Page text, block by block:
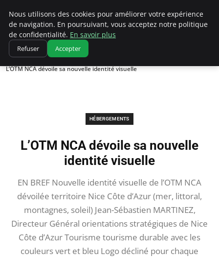
Correze Co
Accueil
Hébergements
L’OTM NCA dévoile sa nouvelle identité visuelle
HÉBERGEMENTS
L’OTM NCA dévoile sa nouvelle
identité visuelle
EN BREF Nouvelle identité visuelle de l’OTM NCA
dévoilée territoire Nice Côte d’Azur (mer, littoral,
montagnes, soleil) Jean-Sébastien MARTINEZ,
Directeur Général orientations stratégiques de Nice
Côte d’Azur Tourisme tourisme durable avec les
couleurs vert et bleu Logo décliné pour chaque
Nous utilisons des cookies pour améliorer votre expérience
de navigation. En poursuivant, vous acceptez notre politique
de confidentialité. En savoir plus
Refuser Accepter